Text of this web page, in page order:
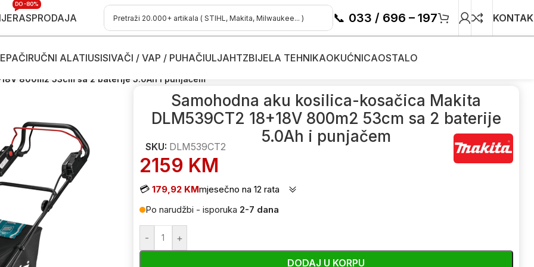
RASPRODAJA
DO -80%
📞 033 / 696 – 197
RUČNI ALATIUSISIVAČI / VAP / PUHAČIULJAHTZBIJELA TEHNIKAOKUĆNICAOSTALO
Samohodne aku kosilice-kosačice
800m2 53cm sa 2 baterije 5.0Ah i punjačem
Samohodna aku kosilica-kosačica Makita
DLM539CT2 18+18V 800m2 53cm sa 2 baterije
5.0Ah i punjačem
SKU: DLM539CT2
2159 KM
💳 179,92 KMmjesečno na 12 rata
Po narudžbi - isporuka 2-7 dana
- +
DODAJ U KORPU